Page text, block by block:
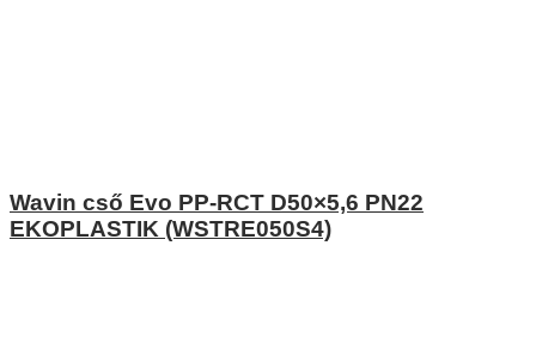
Wavin cső Evo PP-RCT D50×5,6 PN22
EKOPLASTIK (WSTRE050S4)